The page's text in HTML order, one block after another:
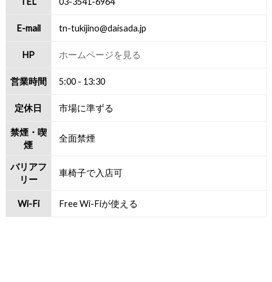
E-mail tn-tukijino@daisada.jp
HP ホームページを見る
営業時間 5:00 - 13:30
定休日 市場に準ずる
禁煙・喫
煙
全面禁煙
バリアフ
リー
車椅子で入店可
Wi-Fi Free Wi-Fiが使える